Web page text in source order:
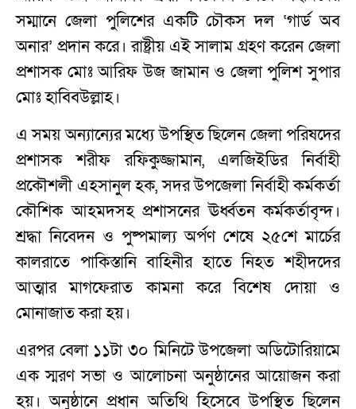
সম্মানে জেলা পুলিশের একটি চৌকস দল ‘গার্ড অব
অনার’ প্রদান করে। রাষ্ট্রীয় এই সালাম গ্রহণ করেন জেলা
প্রশাসক মোঃ আরিফ উজ জামান ও জেলা পুলিশ সুপার
মোঃ হাবিবউল্লাহ।
​এ সময় অন্যান্যের মধ্যে উপস্থিত ছিলেন জেলা পরিষদের
প্রশাসক শরীফ রফিকুজ্জামান, এলজিইডির নির্বাহী
প্রকৌশলী এহসানুল হক, সদর উপজেলা নির্বাহী কর্মকর্তা
কৌশিক আহমদসহ প্রশাসনের ঊর্ধ্বতন কর্মকর্তাবৃন্দ।
শ্রদ্ধা নিবেদন ও পুষ্পমাল্য অর্পণ শেষে ২৫শে মার্চের
কালরাতে পাকিস্তানি বাহিনীর হাতে নিহত শহীদদের
আত্মার মাগফেরাত কামনা করে বিশেষ দোয়া ও
মোনাজাত করা হয়।
​এরপর বেলা ১১টা ৩০ মিনিটে উপজেলা অডিটোরিয়ামে
এক স্মরণ সভা ও আলোচনা অনুষ্ঠানের আয়োজন করা
হয়। অনুষ্ঠানে প্রধান অতিথি হিসেবে উপস্থিত ছিলেন